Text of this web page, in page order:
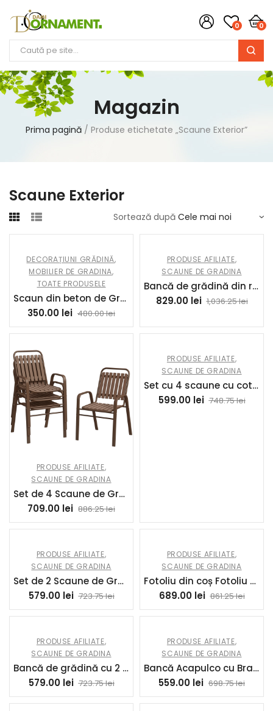
0 0
Magazin
Prima pagină Produse etichetate „Scaune Exterior”
Scaune Exterior
Sortează după
DECORAȚIUNI GRĂDINĂ,
MOBILIER DE GRADINA,
TOATE PRODUSELE
Scaun din beton de Grădina MODEL NOU Ergonomic
480.00lei
350.00 lei
PRODUSE AFILIATE,
SCAUNE DE GRADINA
Bancă de grădină din rășină împletită 2 locuri cu masă și perne – 135 x 64 x 81 cm – pentru balcon și terasă negru | Aosom Romania
1,036.25lei
829.00 lei
PRODUSE AFILIATE,
SCAUNE DE GRADINA
Set de 4 Scaune de Grădină Stivuibile cu Spătar Înalt și Brațe, 56x66x91 cm, Maro Închis | Aosom Romania
886.25lei
709.00 lei
PRODUSE AFILIATE,
SCAUNE DE GRADINA
Set cu 4 scaune cu cotiere Outsunny, pentru exterior, Negru | Aosom RO
748.75lei
599.00 lei
PRODUSE AFILIATE,
SCAUNE DE GRADINA
Set de 2 Scaune de Grădină cu Cadru din Aluminiu, Plasă Respirabilă și Cotiere, 56x58x89 cm, Gri Închis | Aosom Romania
723.75lei
579.00 lei
PRODUSE AFILIATE,
SCAUNE DE GRADINA
Fotoliu din coș Fotoliu din ratan Scaun outdoor, stil boho, rezistent la intemperii, 85 cm x 70 cm x 82 cm, Crem + Natural | Aosom Romania
861.25lei
689.00 lei
PRODUSE AFILIATE,
SCAUNE DE GRADINA
Bancă de grădină cu 2 locuri din metal și sfoară din rășină cu 2 perne – dim. 132L x 72l x 83Î cm – negru | Aosom Romania
723.75lei
579.00 lei
PRODUSE AFILIATE,
SCAUNE DE GRADINA
Bancă Acapulco cu Brațe, Perne și Cadru din Oțel, Greutate Maximă 260 kg pentru Balcon, Terasă, Grădină 132x72x83 cm Negru | Aosom Romania
698.75lei
559.00 lei